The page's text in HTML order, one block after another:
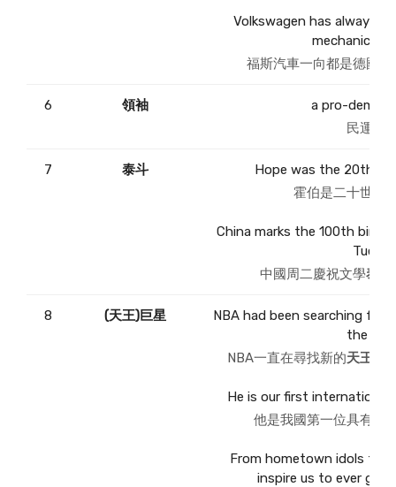
Volkswagen has always
mechanic
福斯汽車一向都是德國
6 領袖
a pro-
民運
7 泰斗
Hope was the 20th
霍伯是二十世紀
China marks the 100th
中國周二慶祝文學泰斗
8 (天王)巨星
NBA had been searching for
the
NBA一直在尋找新的天王巨
He is our first international
他是我國第一位具有群
From hometown idols to
inspire us to ever